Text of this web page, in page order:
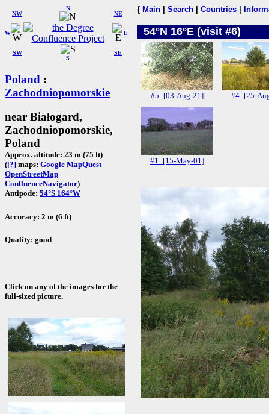
W
NW
N
NE
SW
S
SE
E
Poland :
Zachodniopomorskie
near Białogard,
Zachodniopomorskie,
Poland
Approx. altitude: 23 m (75 ft)
([?] maps: Google MapQuest
OpenStreetMap
ConfluenceNavigator)
Antipode: 54°S 164°W
Accuracy: 2 m (6 ft)
Quality: good
Click on any of the images for the
full-sized picture.
{ Main Search Countries
54°N 16°E (visit #6)
#5: [03-Aug-21] #4: [25-
#1: [15-May-01]